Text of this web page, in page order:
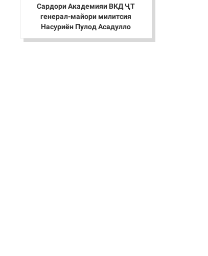
Сардори Академияи ВКД ҶТ
генерал-майори милитсия
Насуриён Пулод Асадулло